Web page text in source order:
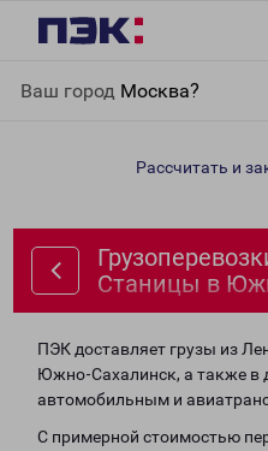
Ваш город Москва?
Станицы в Южно-Сахалинск
Рассчитать и
Станицы в
ПЭК доставляет грузы из
Южно-Сахалинск, а также в
автомобильным и
С примерной стоимостью